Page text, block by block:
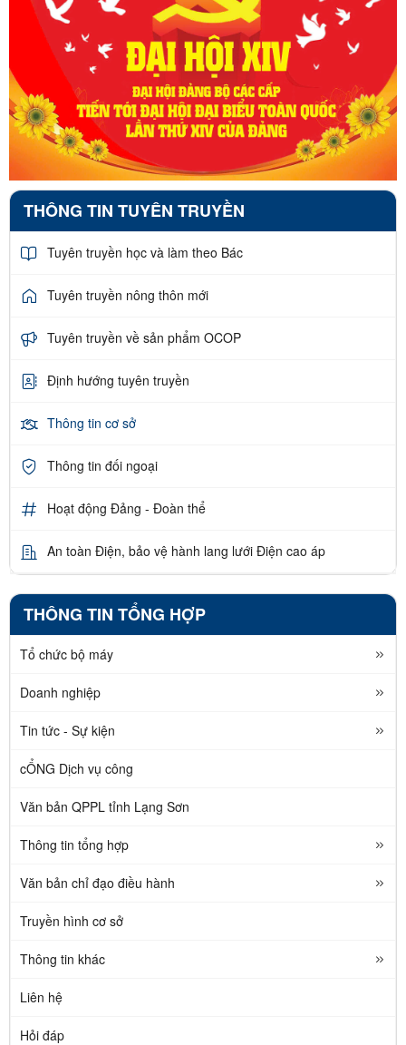
THÔNG TIN TUYÊN TRUYỀN
Tuyên truyền học và làm theo Bác
Tuyên truyền nông thôn mới
Tuyên truyền về sản phẩm OCOP
Định hướng tuyên truyền
Thông tin cơ sở
Thông tin đối ngoại
Hoạt động Đảng - Đoàn thể
An toàn Điện, bảo vệ hành lang lưới Điện cao áp
THÔNG TIN TỔNG HỢP
Tổ chức bộ máy
Doanh nghiệp
Tin tức - Sự kiện
cỔNG Dịch vụ công
Văn bản QPPL tỉnh Lạng Sơn
Thông tin tổng hợp
Văn bản chỉ đạo điều hành
Truyền hình cơ sở
Thông tin khác
Liên hệ
Hỏi đáp